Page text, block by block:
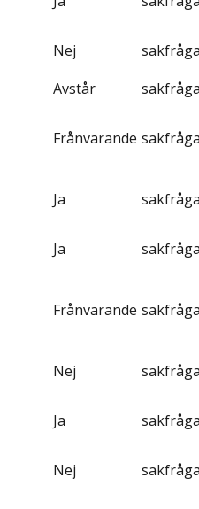
Nej
Avstår
Frånvarande
Ja
Ja
Frånvarande
Nej
Ja
Nej